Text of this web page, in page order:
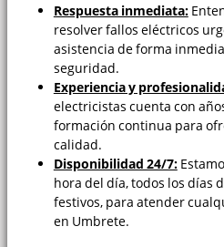
Respuesta inmediata:
resolver fallos eléctricos
asistencia de forma
seguridad.
Experiencia y
electricistas cuenta con
formación continua para
calidad.
Disponibilidad 24/7:
hora del día, todos los días
festivos, para atender
en Umbrete.